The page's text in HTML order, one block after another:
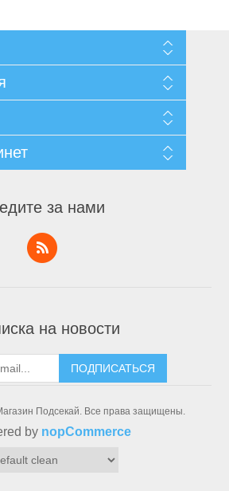
за нами
на новости
ПОДПИСАТЬСЯ
Подсекай. Все права защищены.
by nopCommerce